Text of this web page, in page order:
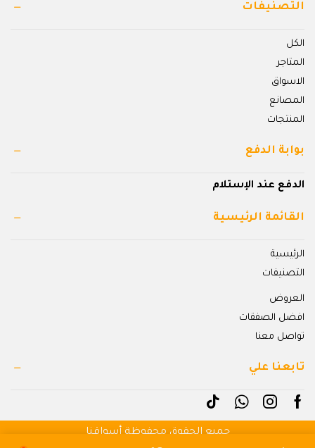
التصنيفات
الكل
المتاجر
الاسواق
المصانع
المنتجات
بوابة الدفع
الدفع عند الإستلام
القائمة الرئيسية
الرئيسية
التصنيفات
العروض
افضل الصفقات
تواصل معنا
تابعنا علي
جميع الحقوق محفوظة أسواقنا